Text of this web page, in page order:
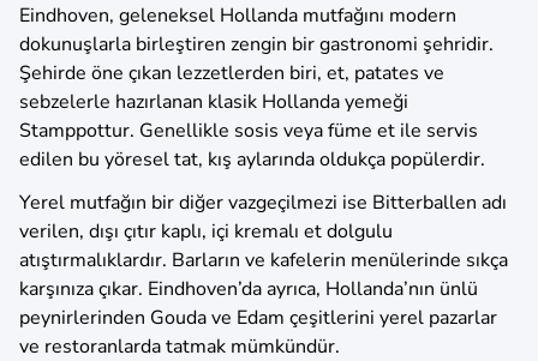
Eindhoven, geleneksel Hollanda mutfağını modern
dokunuşlarla birleştiren zengin bir gastronomi şehridir.
Şehirde öne çıkan lezzetlerden biri, et, patates ve
sebzelerle hazırlanan klasik Hollanda yemeği
Stamppottur. Genellikle sosis veya füme et ile servis
edilen bu yöresel tat, kış aylarında oldukça popülerdir.
Yerel mutfağın bir diğer vazgeçilmezi ise Bitterballen adı
verilen, dışı çıtır kaplı, içi kremalı et dolgulu
atıştırmalıklardır. Barların ve kafelerin menülerinde sıkça
karşınıza çıkar. Eindhoven’da ayrıca, Hollanda’nın ünlü
peynirlerinden Gouda ve Edam çeşitlerini yerel pazarlar
ve restoranlarda tatmak mümkündür.